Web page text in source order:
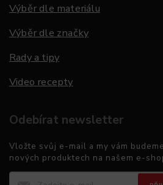
Výběr dle materiálu
Výběr dle značky
Rady a tipy
Video recepty
Odebírat newsletter
Vložte svůj e-mail a my vám
nových produktech na našem e-